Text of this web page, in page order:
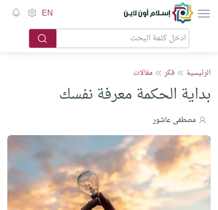
إسلام أون لاين EN
الرئيسية فكر مقالات
بداية الحكمة معرفة نفسك
مصطفى عاشور